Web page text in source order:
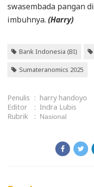
swasembada pangan
imbuhnya. (Harry)
Bank Indonesia (BI)
Sumateranomics 2025
Penulis : harry handoyo
Editor
: Indra Lubis
Rubrik
: Nasional